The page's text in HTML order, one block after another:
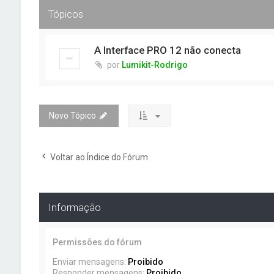
Tópicos
A Interface PRO 12 não conecta
por Lumikit-Rodrigo
Novo Tópico
Voltar ao Índice do Fórum
Informação
Permissões do fórum
Enviar mensagens: Proibido